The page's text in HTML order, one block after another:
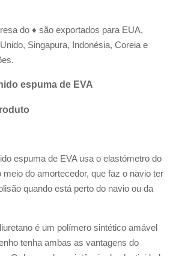
do ♦ são exportados para EUA,
Singapura, Indonésia, Coreia e
espuma de EVA
espuma de EVA usa o elastómetro do
meio do amortecedor, que faz o navio ter
quando está perto do navio ou da
é um polímero sintético amável
tenha ambas as vantagens do